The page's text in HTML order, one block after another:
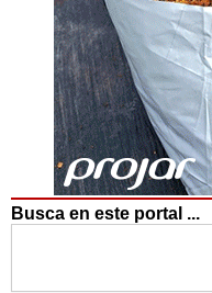
Busca en este portal ...